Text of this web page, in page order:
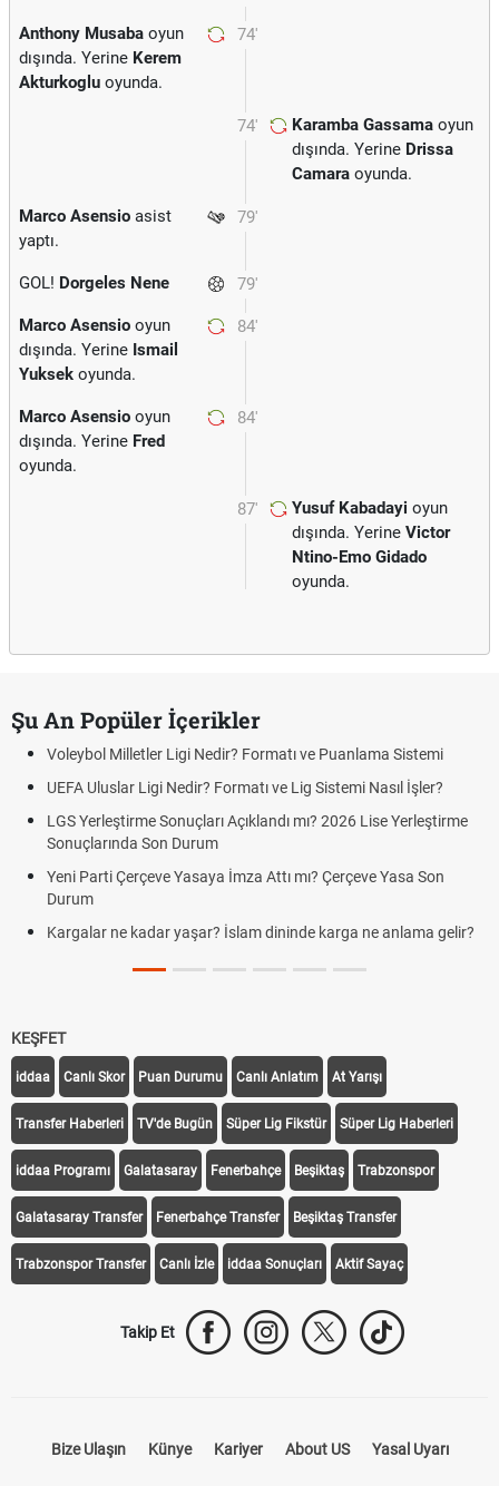
74'
Anthony Musaba oyun
dışında. Yerine Kerem
Akturkoglu oyunda.
74' Karamba Gassama oyun
dışında. Yerine Drissa
Camara oyunda.
79'
Marco Asensio asist
yaptı.
79'
GOL! Dorgeles Nene
84'
Marco Asensio oyun
dışında. Yerine Ismail
Yuksek oyunda.
84'
Marco Asensio oyun
dışında. Yerine Fred
oyunda.
87' Yusuf Kabadayi oyun
dışında. Yerine Victor
Ntino-Emo Gidado
oyunda.
Şu An Popüler İçerikler
Voleybol Milletler Ligi Nedir? Formatı ve Puanlama Sistemi
UEFA Uluslar Ligi Nedir? Formatı ve Lig Sistemi Nasıl İşler?
LGS Yerleştirme Sonuçları Açıklandı mı? 2026 Lise Yerleştirme
Sonuçlarında Son Durum
Yeni Parti Çerçeve Yasaya İmza Attı mı? Çerçeve Yasa Son
Durum
Kargalar ne kadar yaşar? İslam dininde karga ne anlama gelir?
KEŞFET
iddaa Canlı Skor Puan Durumu Canlı Anlatım At Yarışı
Transfer Haberleri TV'de Bugün Süper Lig Fikstür Süper Lig Haberleri
iddaa Programı Galatasaray Fenerbahçe Beşiktaş Trabzonspor
Galatasaray Transfer Fenerbahçe Transfer Beşiktaş Transfer
Trabzonspor Transfer Canlı İzle iddaa Sonuçları Aktif Sayaç
Takip Et
Bize Ulaşın Künye Kariyer About US Yasal Uyarı